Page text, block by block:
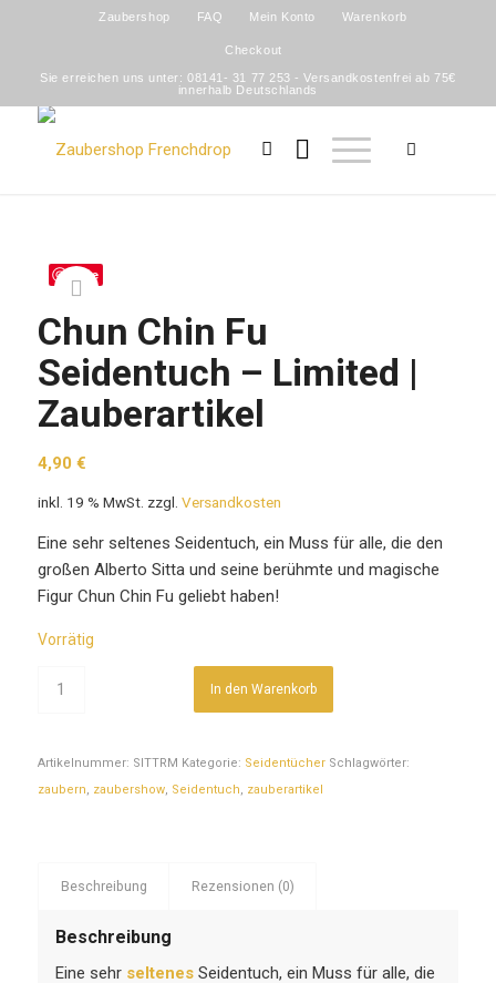
Zaubershop FAQ Mein Konto Warenkorb
Checkout
Sie erreichen uns unter: 08141- 31 77 253 - Versandkostenfrei ab 75€
innerhalb Deutschlands
Save
Chun Chin Fu
Seidentuch – Limited |
Zauberartikel
4,90 €
inkl. 19 % MwSt. zzgl. Versandkosten
Eine sehr seltenes Seidentuch, ein Muss für alle, die den
großen Alberto Sitta und seine berühmte und magische
Figur Chun Chin Fu geliebt haben!
Vorrätig
In den Warenkorb
Artikelnummer: SITTRM Kategorie: Seidentücher Schlagwörter:
zaubern, zaubershow, Seidentuch, zauberartikel
Beschreibung Rezensionen (0)
Beschreibung
Eine sehr seltenesSeidentuch, ein Muss für alle, die